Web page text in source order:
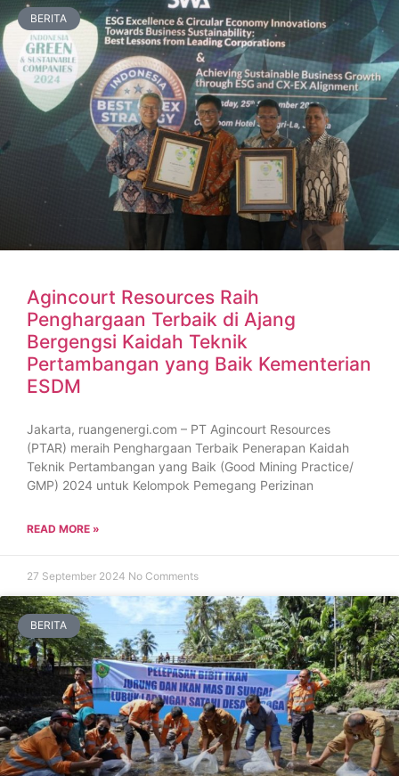
BERITA
Agincourt Resources Raih
Penghargaan Terbaik di Ajang
Bergengsi Kaidah Teknik
Pertambangan yang Baik Kementerian
ESDM
Jakarta, ruangenergi.com – PT Agincourt Resources
(PTAR) meraih Penghargaan Terbaik Penerapan Kaidah
Teknik Pertambangan yang Baik (Good Mining Practice/
GMP) 2024 untuk Kelompok Pemegang Perizinan
READ MORE »
27 September 2024 No Comments
BERITA